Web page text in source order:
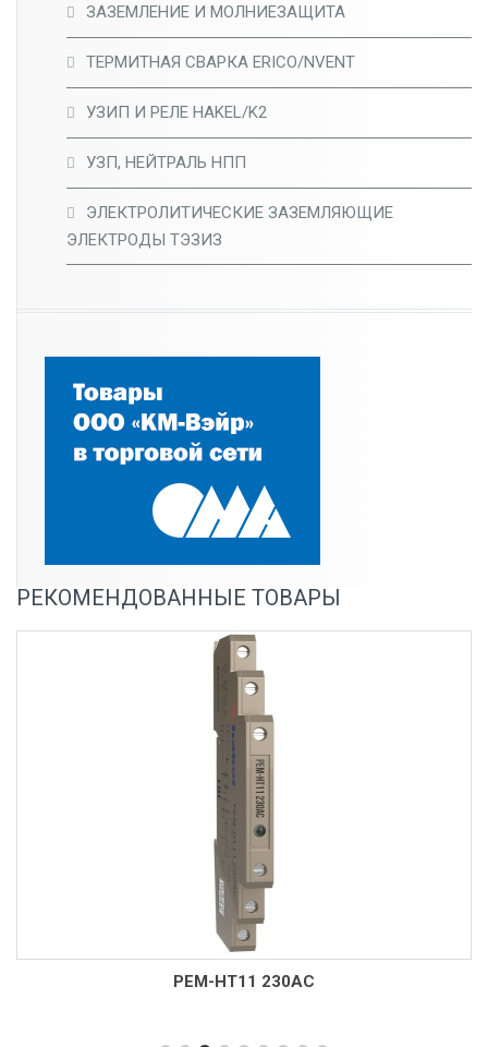
ЗАЗЕМЛЕНИЕ И МОЛНИЕЗАЩИТА
ТЕРМИТНАЯ СВАРКА ERICO/NVENT
УЗИП И РЕЛЕ HAKEL/K2
УЗП, НЕЙТРАЛЬ НПП
ЭЛЕКТРОЛИТИЧЕСКИЕ ЗАЗЕМЛЯЮЩИЕ
ЭЛЕКТРОДЫ ТЭЗИЗ
РЕКОМЕНДОВАННЫЕ ТОВАРЫ
РЕМ-НТ11 230AC